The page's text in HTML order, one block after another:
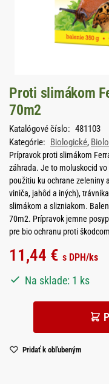
Proti slimákom
70m2
Katalógové číslo: 481103
Kategórie: Biologické,
Prípravok proti slimákom
záhrada. Je to moluskocid
použitiu ku ochrane zeleniny
viniča, jahôd a iných),
slimákom a slizniakom.
70m2. Prípravok jemne
pre bio ochranu proti
11,44 € s DPH/ks
Na sklade: 1 ks
Pridať k obľubeným